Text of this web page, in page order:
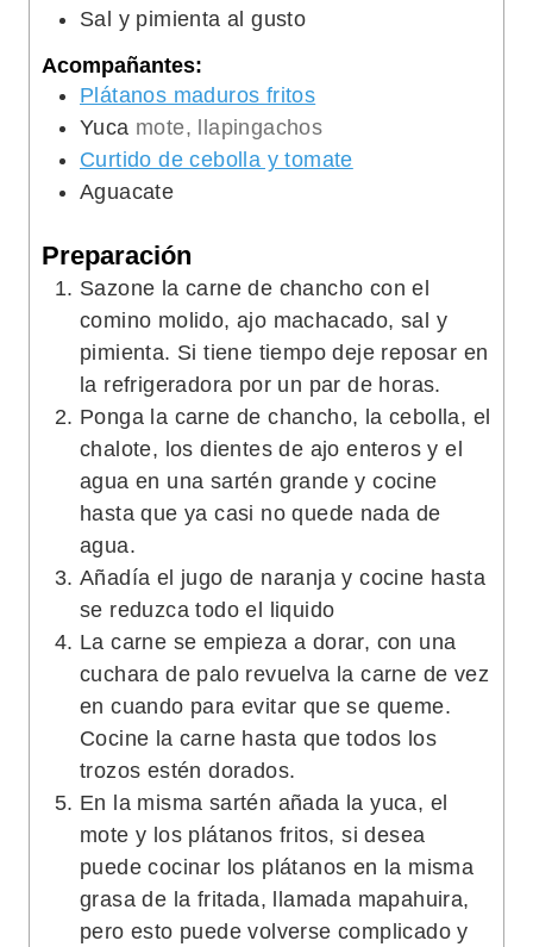
Sal y pimienta al gusto
Acompañantes:
Plátanos maduros fritos
Yuca mote, llapingachos
Curtido de cebolla y tomate
Aguacate
Preparación
Sazone la carne de chancho con el
comino molido, ajo machacado, sal y
pimienta. Si tiene tiempo deje reposar en
la refrigeradora por un par de horas.
Ponga la carne de chancho, la cebolla, el
chalote, los dientes de ajo enteros y el
agua en una sartén grande y cocine
hasta que ya casi no quede nada de
agua.
Añadía el jugo de naranja y cocine hasta
se reduzca todo el liquido
La carne se empieza a dorar, con una
cuchara de palo revuelva la carne de vez
en cuando para evitar que se queme.
Cocine la carne hasta que todos los
trozos estén dorados.
En la misma sartén añada la yuca, el
mote y los plátanos fritos, si desea
puede cocinar los plátanos en la misma
grasa de la fritada, llamada mapahuira,
pero esto puede volverse complicado y